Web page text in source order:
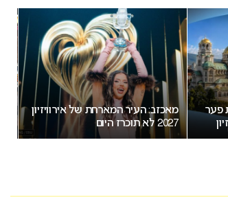
עובר על החוק: למה אסור לערב
פוליטיקה באירוויזיון?